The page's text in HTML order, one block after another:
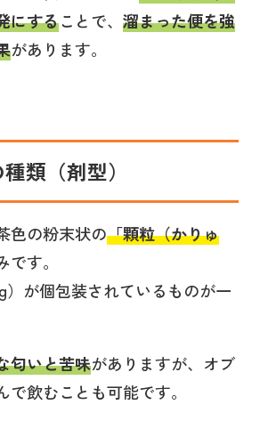
にすることで、 溜まった便を強
があります。
類（剤型）
色の粉末状の「顆粒（かりゅ
す。
）が個包装されているものが一
匂いと苦味がありますが、オブ
で飲むことも可能です。